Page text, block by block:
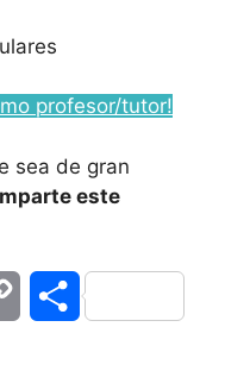
profesor/tutor!
sea de gran
este
C